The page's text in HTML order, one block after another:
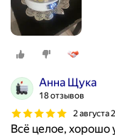
Анна Щука
18 отзывов
2 августа
Всё целое, хорошо